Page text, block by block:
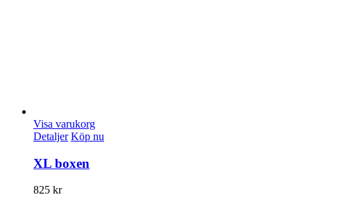
Visa varukorg
Detaljer Köp nu
XL boxen
825 kr